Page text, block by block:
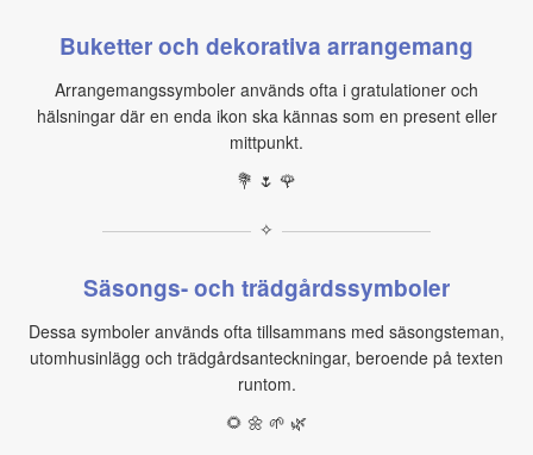
Buketter och dekorativa arrangemang
Arrangemangssymboler används ofta i gratulationer och
hälsningar där en enda ikon ska kännas som en present eller
mittpunkt.
💐 🌷 🌹
✧
Säsongs- och trädgårdssymboler
Dessa symboler används ofta tillsammans med säsongsteman,
utomhusinlägg och trädgårdsanteckningar, beroende på texten
runtom.
🌻 🌼 🌱 🌿